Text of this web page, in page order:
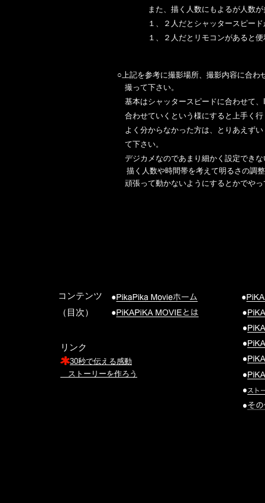
また、描く人数にもよるが人数が多
１、２人だとシャッタースピードが
１、２人だとリモコンがある
○上記を参考に撮影場所、撮影内容に合わ
撮って下さい。
基本はシャッタースピードに合わせて、
合わせていくという様にすると上手く行
よく分からなかった方は、とりあえずい
て下さい。
デジカメなのであまり細かく設定できな
描く人数や時間帯を考えて明るさの調
頑張って動かないようにするとかでやっ
リンク
30秒で伝える感動
ストーリーを作ろう
コンテンツ
（目次）